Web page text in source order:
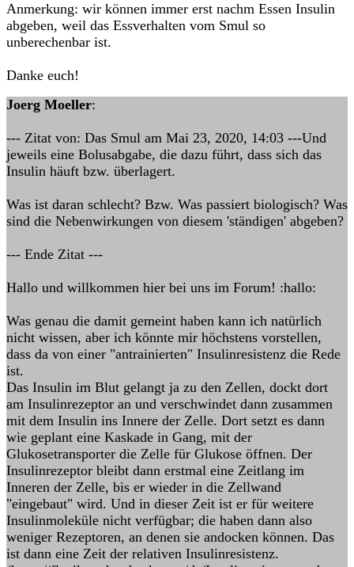
Anmerkung: wir können immer erst nachm Essen Insulin
abgeben, weil das Essverhalten vom Smul so
unberechenbar ist.
Danke euch!
Joerg Moeller:
--- Zitat von: Das Smul am Mai 23, 2020, 14:03 ---Und
jeweils eine Bolusabgabe, die dazu führt, dass sich das
Insulin häuft bzw. überlagert.
Was ist daran schlecht? Bzw. Was passiert biologisch? Was
sind die Nebenwirkungen von diesem 'ständigen' abgeben?
--- Ende Zitat ---
Hallo und willkommen hier bei uns im Forum! :hallo:
Was genau die damit gemeint haben kann ich natürlich
nicht wissen, aber ich könnte mir höchstens vorstellen,
dass da von einer "antrainierten" Insulinresistenz die Rede
ist.
Das Insulin im Blut gelangt ja zu den Zellen, dockt dort
am Insulinrezeptor an und verschwindet dann zusammen
mit dem Insulin ins Innere der Zelle. Dort setzt es dann
wie geplant eine Kaskade in Gang, mit der
Glukosetransporter die Zelle für Glukose öffnen. Der
Insulinrezeptor bleibt dann erstmal eine Zeitlang im
Inneren der Zelle, bis er wieder in die Zellwand
"eingebaut" wird. Und in dieser Zeit ist er für weitere
Insulinmoleküle nicht verfügbar; die haben dann also
weniger Rezeptoren, an denen sie andocken können. Das
ist dann eine Zeit der relativen Insulinresistenz.